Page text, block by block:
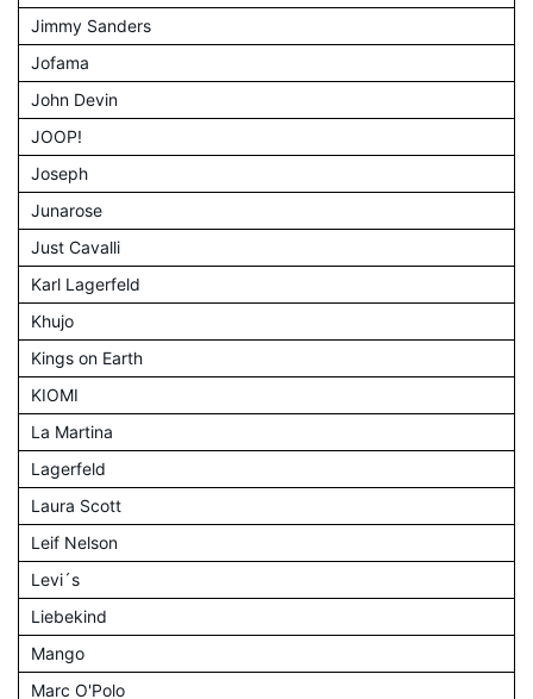
Jimmy Sanders
Jofama
John Devin
JOOP!
Joseph
Junarose
Just Cavalli
Karl Lagerfeld
Khujo
Kings on Earth
KIOMI
La Martina
Lagerfeld
Laura Scott
Leif Nelson
Levi´s
Liebekind
Mango
Marc O'Polo